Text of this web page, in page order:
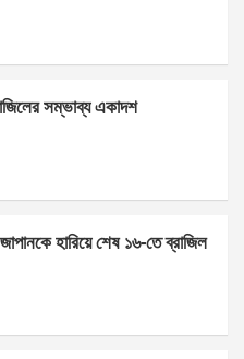
সম্ভাব্য একাদশ
হারিয়ে শেষ ১৬-তে ব্রাজিল